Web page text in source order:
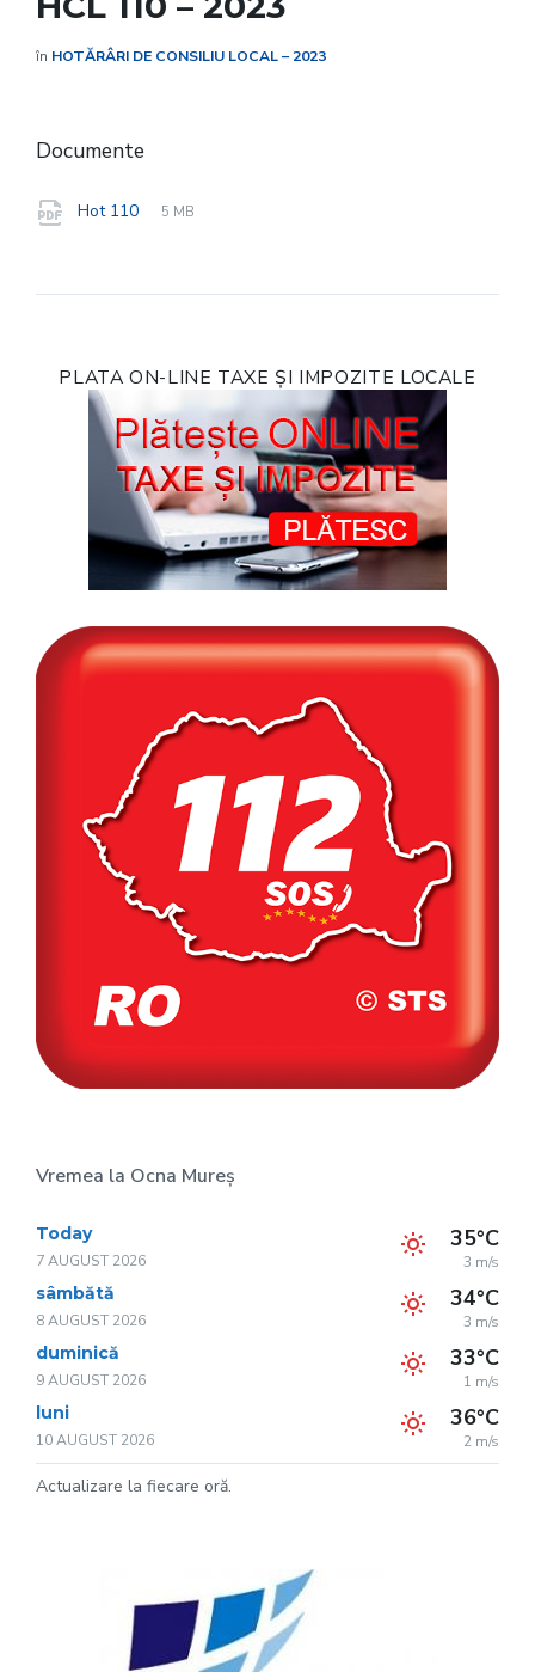
în HOTĂRÂRI DE CONSILIU LOCAL – 2023
Documente
Hot 110
File
pdf
File
5 MB
PLATA ON-LINE TAXE ȘI IMPOZITE LOCALE
Vremea la Ocna Mureș
Today
7 AUGUST 2026
35°C
3 m/s
sâmbătă
8 AUGUST 2026
34°C
3 m/s
duminică
9 AUGUST 2026
33°C
1 m/s
luni
10 AUGUST 2026
36°C
2 m/s
Actualizare la fiecare oră.